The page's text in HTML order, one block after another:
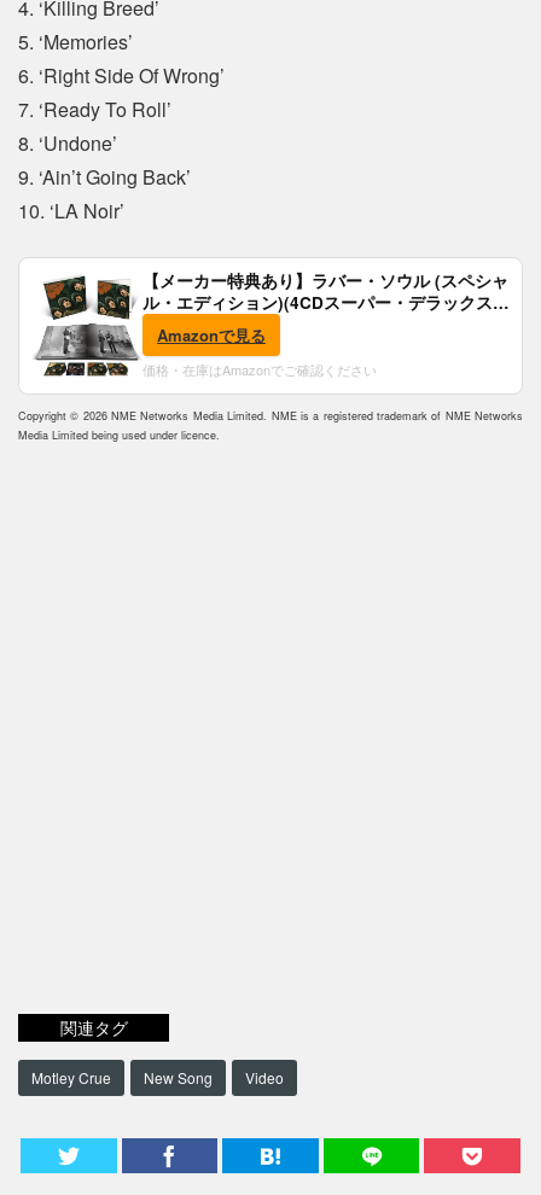
4. ‘Killing Breed’
5. ‘Memories’
6. ‘Right Side Of Wrong’
7. ‘Ready To Roll’
8. ‘Undone’
9. ‘Ain’t Going Back’
10. ‘LA Noir’
【メーカー特典あり】ラバー・ソウル (スペシャ
ル・エディション)(4CDスーパー・デラックス)
(完全生産限定盤)(SHM-CD)(特典:B2ポスター付)
Amazonで見る
価格・在庫はAmazonでご確認ください
Copyright © 2026 NME Networks Media Limited. NME is a registered trademark of NME Networks
Media Limited being used under licence.
関連タグ
Motley Crue New Song Video